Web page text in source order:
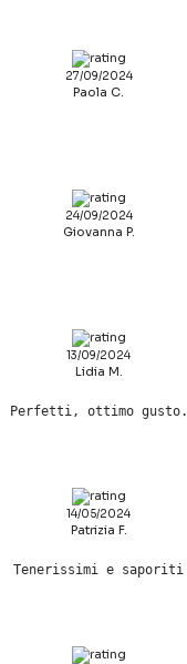
27/09/2024
Paola C.
24/09/2024
Giovanna P.
13/09/2024
Lidia M.
Perfetti, ottimo gusto.
14/05/2024
Patrizia F.
Tenerissimi e saporiti